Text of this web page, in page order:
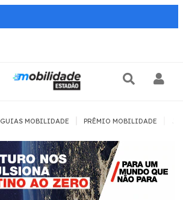
GUIAS MOBILIDADE PRÊMIO MOBILIDADE